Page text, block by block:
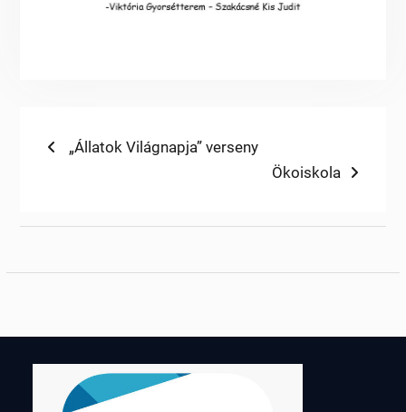
Bejegyzés
Previous
„Állatok Világnapja” verseny
Next
Ökoiskola